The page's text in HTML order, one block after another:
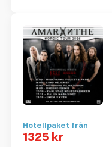
Hotellpaket från
1325 kr